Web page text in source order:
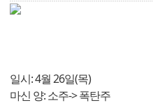
일시: 4월 26일(목)
마신 양: 소주-> 폭탄주